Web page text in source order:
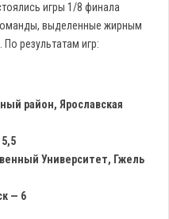
игры 1/8 финала
выделенные жирным
результатам игр:
район, Ярославская
Университет, Гжель
— 6